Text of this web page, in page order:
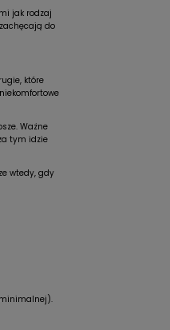
jak rodzaj
do
które
Ważne
tym idzie
wtedy, gdy